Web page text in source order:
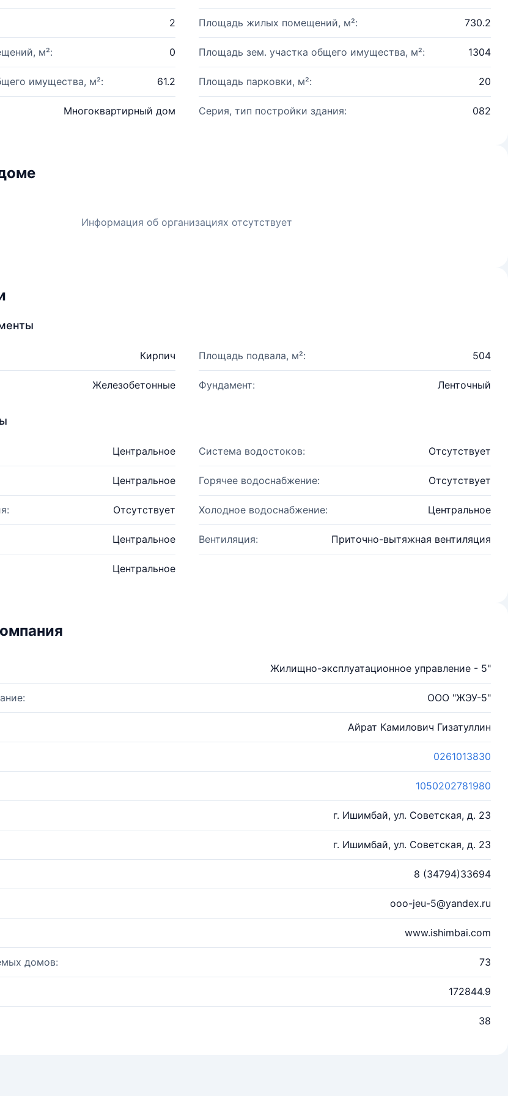
2 Площадь жилых помещений, м²: 730.2
м²: 0 Площадь зем. участка общего имущества, м²: 1304
имущества, м²: 61.2 Площадь парковки, м²: 20
Многоквартирный дом Серия, тип постройки здания: 082
Информация об организациях отсутствует
Кирпич Площадь подвала, м²: 504
Железобетонные Фундамент: Ленточный
Центральное Система водостоков: Отсутствует
Центральное Горячее водоснабжение: Отсутствует
Отсутствует Холодное водоснабжение: Центральное
Центральное Вентиляция: Приточно-вытяжная вентиляция
Центральное
Жилищно-эксплуатационное управление - 5"
ООО "ЖЭУ-5"
Айрат Камилович Гизатуллин
0261013830
1050202781980
г. Ишимбай, ул. Советская, д. 23
г. Ишимбай, ул. Советская, д. 23
8 (34794)33694
ooo-jeu-5@yandex.ru
www.ishimbai.com
домов: 73
172844.9
38